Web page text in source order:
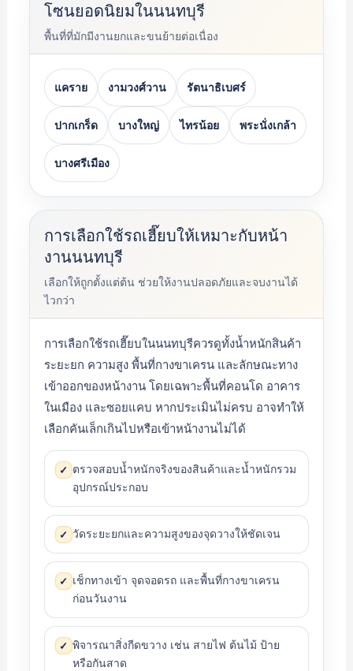
โซนยอดนิยมในนนทบุรี
พื้นที่ที่มักมีงานยกและขนย้ายต่อเนื่อง
แคราย งามวงศ์วาน รัตนาธิเบศร์
ปากเกร็ด บางใหญ่ ไทรน้อย พระนั่งเกล้า
บางศรีเมือง
การเลือกใช้รถเฮี๊ยบให้เหมาะกับหน้า
งานนนทบุรี
เลือกให้ถูกตั้งแต่ต้น ช่วยให้งานปลอดภัยและจบงานได้
ไวกว่า
การเลือกใช้รถเฮี๊ยบในนนทบุรีควรดูทั้งน้ำหนักสินค้า
ระยะยก ความสูง พื้นที่กางขาเครน และลักษณะทาง
เข้าออกของหน้างาน โดยเฉพาะพื้นที่คอนโด อาคาร
ในเมือง และซอยแคบ หากประเมินไม่ครบ อาจทำให้
เลือกคันเล็กเกินไปหรือเข้าหน้างานไม่ได้
✓ ตรวจสอบน้ำหนักจริงของสินค้าและน้ำหนักรวม
อุปกรณ์ประกอบ
✓ วัดระยะยกและความสูงของจุดวางให้ชัดเจน
✓ เช็กทางเข้า จุดจอดรถ และพื้นที่กางขาเครน
ก่อนวันงาน
✓ พิจารณาสิ่งกีดขวาง เช่น สายไฟ ต้นไม้ ป้าย
หรือกันสาด